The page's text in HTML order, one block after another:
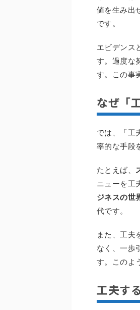
値を生み出
です。
エビデンス
す。過度な
す。この事
なぜ「
では、「工
率的な手段
たとえば、
ニューを工
ジネスの世
代です。
また、工夫
なく、一歩
す。このよ
工夫す